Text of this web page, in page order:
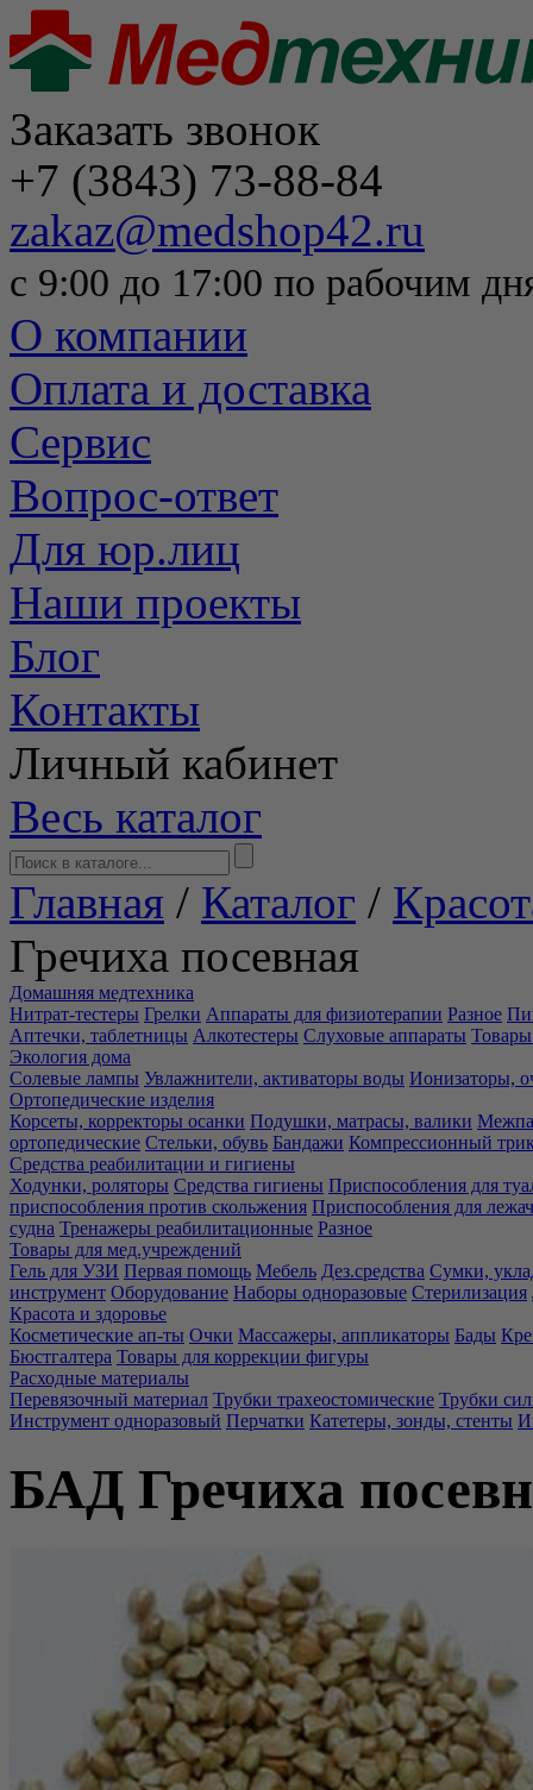
Заказать звонок
+7 (3843) 73-88-84
zakaz@medshop42.ru
с 9:00 до 17:00 по рабочим
О компании
Оплата и доставка
Сервис
Вопрос-ответ
Для юр.лиц
Наши проекты
Блог
Контакты
Личный кабинет
Весь каталог
Главная / Каталог /
Гречиха посевная
Домашняя медтехника
Нитрат-тестеры Грелки Аппараты для физиотерапии Разное
Аптечки, таблетницы Алкотестеры Слуховые аппараты Товары
Экология дома
Солевые лампы Увлажнители, активаторы воды Ионизаторы,
Ортопедические изделия
Корсеты, корректоры осанки Подушки, матрасы, валики
ортопедические Стельки, обувь Бандажи Компрессионный
Средства реабилитации и гигиены
Ходунки, роляторы Средства гигиены Приспособления для
приспособления против скольжения Приспособления для
судна Тренажеры реабилитационные Разное
Товары для мед.учреждений
Гель для УЗИ Первая помощь Мебель Дез.средства Сумки,
инструмент Оборудование Наборы одноразовые Стерилизация
Красота и здоровье
Косметические ап-ты Очки Массажеры, аппликаторы Бады
Бюстгалтера Товары для коррекции фигуры
Расходные материалы
Перевязочный материал Трубки трахеостомические Трубки
Инструмент одноразовый Перчатки Катетеры, зонды, стенты
БАД Гречиха